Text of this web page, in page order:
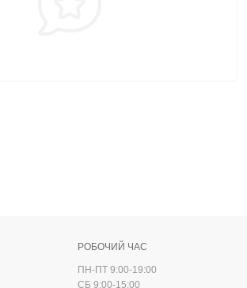
РОБОЧИЙ ЧАС
ПН-ПТ 9:00-19:00
СБ 9:00-15:00